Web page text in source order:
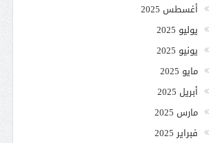
أغسطس 2025
يوليو 2025
يونيو 2025
مايو 2025
أبريل 2025
مارس 2025
فبراير 2025